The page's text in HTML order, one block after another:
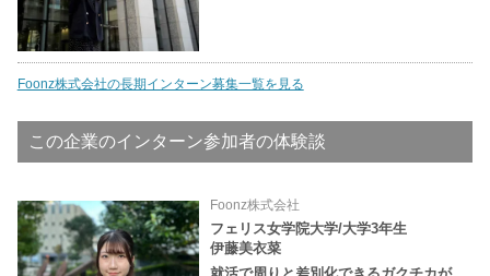
Foonz株式会社の長期インターン募集一覧を見る
この企業のインターン参加者の体験談
Foonz株式会社
フェリス女学院大学/大学3年生
伊藤美衣菜